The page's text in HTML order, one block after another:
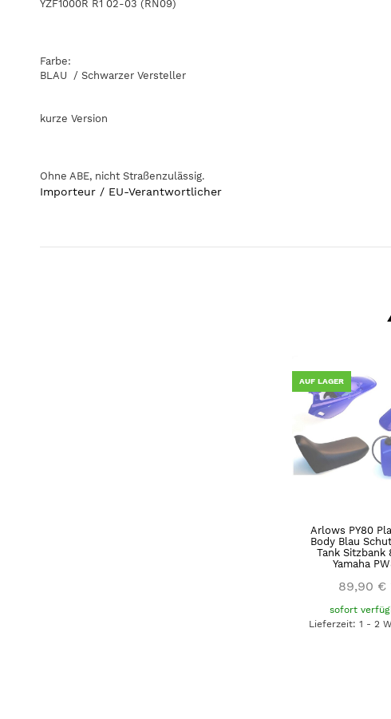
YZF1000R R1 02-03 (RN09)
Farbe:
BLAU / Schwarzer Versteller
kurze Version
Ohne ABE, nicht Straßenzulässig.
Importeur / EU-Verantwortlicher
AUF LAGER
Arlows PY80
Body Blau
Tank Sitzbank
Yamaha
89,90 €
sofort
Lieferzeit: 1 - 2